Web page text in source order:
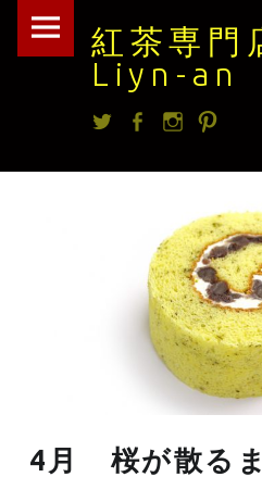
紅茶専門
Liyn-an
紅
Skip
Twitterfacebook
4月 桜が散る